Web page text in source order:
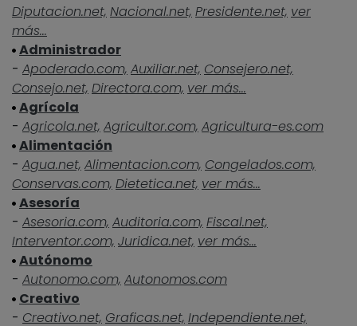
Diputacion.net, Nacional.net, Presidente.net, ver
más...
Administrador
- Apoderado.com, Auxiliar.net, Consejero.net,
Consejo.net, Directora.com, ver más...
Agrícola
- Agricola.net, Agricultor.com, Agricultura-es.com
Alimentación
- Agua.net, Alimentacion.com, Congelados.com,
Conservas.com, Dietetica.net, ver más...
Asesoría
- Asesoria.com, Auditoria.com, Fiscal.net,
Interventor.com, Juridica.net, ver más...
Autónomo
- Autonomo.com, Autonomos.com
Creativo
- Creativo.net, Graficas.net, Independiente.net,